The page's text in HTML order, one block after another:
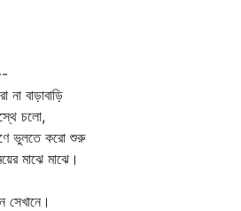
করো শুরু
মাঝে।
সেখানে।